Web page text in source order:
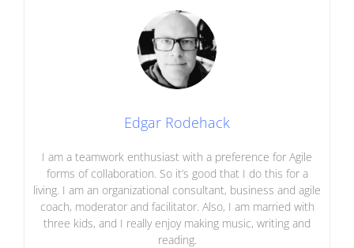
Edgar Rodehack
I am a teamwork enthusiast with a preference for Agile
forms of collaboration. So it’s good that I do this for a
living. I am an organizational consultant, business and agile
coach, moderator and facilitator. Also, I am married with
three kids, and I really enjoy making music, writing and
reading.